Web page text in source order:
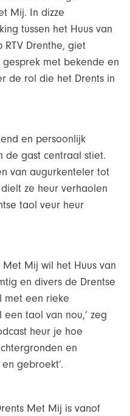
Mij. In dizze
tussen het Huus van
Drenthe, giet
met bekende en
de rol die het Drents in
en persoonlijk
de gast centraal stiet.
van augurkenteler tot
ze heur verhaolen
taol veur heur
Mij wil het Huus van
en divers de Drentse
met een rieke
taol van nou,’ zeg
heur je hoe
en
gebroekt’.
Met Mij is vanof